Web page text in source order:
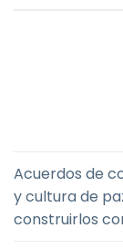
Acuerdos de
y cultura de
construirlos